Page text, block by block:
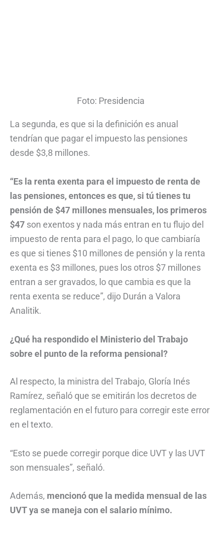
Foto: Presidencia
La segunda, es que si la definición es anual
tendrían que pagar el impuesto las pensiones
desde $3,8 millones.
“Es la renta exenta para el impuesto de renta de
las pensiones, entonces es que, si tú tienes tu
pensión de $47 millones mensuales, los primeros
$47 son exentos y nada más entran en tu flujo del
impuesto de renta para el pago, lo que cambiaría
es que si tienes $10 millones de pensión y la renta
exenta es $3 millones, pues los otros $7 millones
entran a ser gravados, lo que cambia es que la
renta exenta se reduce”, dijo Durán a Valora
Analitik.
¿Qué ha respondido el Ministerio del Trabajo
sobre el punto de la reforma pensional?
Al respecto, la ministra del Trabajo, Gloría Inés
Ramírez, señaló que se emitirán los decretos de
reglamentación en el futuro para corregir este error
en el texto.
“Esto se puede corregir porque dice UVT y las UVT
son mensuales”, señaló.
Además, mencionó que la medida mensual de las
UVT ya se maneja con el salario mínimo.